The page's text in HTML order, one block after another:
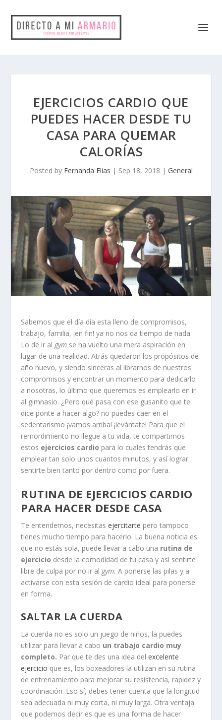
EJERCICIOS CARDIO QUE
PUEDES HACER DESDE TU
CASA PARA QUEMAR
CALORÍAS
Posted by Fernanda Elias | Sep 18, 2018 | General
Sabemos que el día día esta lleno de compromisos,
trabajo, familia, ¡en fin! ya no nos da tiempo de nada.
Lo de ir al gym se ha vuelto una mera aspiración en
lugar de una realidad. Atrás quedaron los propósitos de
año nuevo, y siendo sinceras al librarnos de nuestros
compromisos y encontrar un momento para dedicarlo
a nosotras, lo último que queremos es emplearlo en ir
al gimnasio. ¿Pero qué pasa con ese gusanito que te
dice ponte a hacer algo? no puedes caer en el
sedentarismo ¡vamos arriba! ¡levántate! Para que el
remordimiento no llegue a tu vida, te compartimos
estos ejercicios cardio para lo cuales tendrás que
emplear tan solo unos cuantos minutos, y así lograr
sentirte bien tanto por dentro como por fuera.
RUTINA DE EJERCICIOS CARDIO
PARA HACER DESDE CASA
Te entendemos, necesitasejercitarte pero tampoco
tienes mucho tiempo para hacerlo. La buena noticia es
que no estás sola, puede llevar a cabo una rutina de
ejercicio desde la comodidad de tu casa y así sentirte
libre de culpa por no ir al gym.A ponerse las pilas y a
activarse con esta sesión de cardio ideal para ponerse
en forma.
SALTAR LA CUERDA
La cuerda no es solo un juego de niños, la puedes
utilizar para llevar a cabo un trabajo cardio muy
completo. Par que te des una idea delexcelente
ejercicio que es, los boxeadores la utilizan en su rutina
de entrenamiento para mejorar su resistencia, rapidez y
coordinación. Eso sí, debes tener cuenta que la longitud
sea adecuada ni muy corta, ni muy larga. Otra ventaja
que podemos decir es que es una forma de hacer